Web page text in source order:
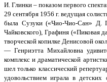
И. Глинки – показом первого
29 сентября 1956 г. ведущая
была Сузуки («Чио-Чио-Сан» Д.
Чайковского), Графиня («Пиковая
творческой копилке Денисовой
— Генриэтта Михайловна
комплекс и драматической
шел только классический
удовольствием играла в